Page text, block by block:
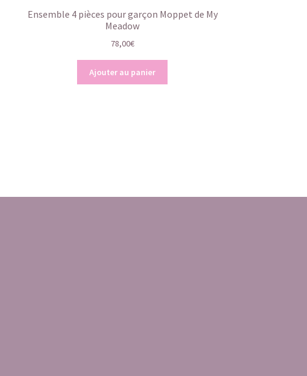
Ensemble 4 pièces pour garçon Moppet de My
Meadow
78,00€
Ajouter au panier